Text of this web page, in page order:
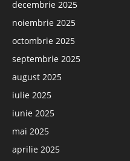
decembrie 2025
noiembrie 2025
octombrie 2025
septembrie 2025
august 2025
iulie 2025
iunie 2025
mai 2025
aprilie 2025